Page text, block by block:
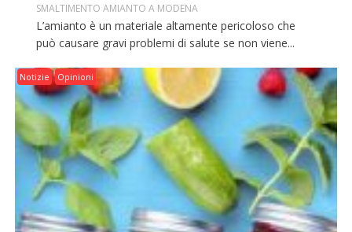
SMALTIMENTO AMIANTO A MODENA
L’amianto è un materiale altamente pericoloso che
può causare gravi problemi di salute se non viene...
Notizie Opinioni